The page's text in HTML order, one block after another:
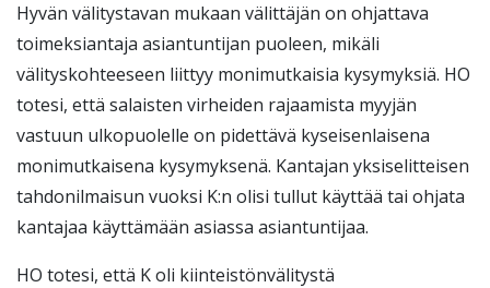
Hyvän välitystavan mukaan välittäjän on ohjattava
toimeksiantaja asiantuntijan puoleen, mikäli
välityskohteeseen liittyy monimutkaisia kysymyksiä. HO
totesi, että salaisten virheiden rajaamista myyjän
vastuun ulkopuolelle on pidettävä kyseisenlaisena
monimutkaisena kysymyksenä. Kantajan yksiselitteisen
tahdonilmaisun vuoksi K:n olisi tullut käyttää tai ohjata
kantajaa käyttämään asiassa asiantuntijaa.
HO totesi, että K oli kiinteistönvälitystä